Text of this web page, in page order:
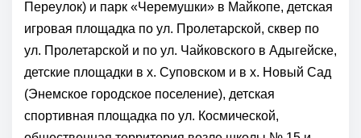
Переулок) и парк «Черемушки» в Майкопе, детская
игровая площадка по ул. Пролетарской, сквер по
ул. Пролетарской и по ул. Чайковского в Адыгейске,
детские площадки в х. Суповском и в х. Новый Сад
(Энемское городское поселение), детская
спортивная площадка по ул. Космической,